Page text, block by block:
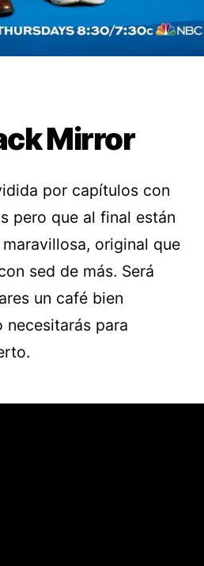
Mirror
por capítulos con
pero que al final están
original que
sed de más. Será
un café bien
necesitarás para